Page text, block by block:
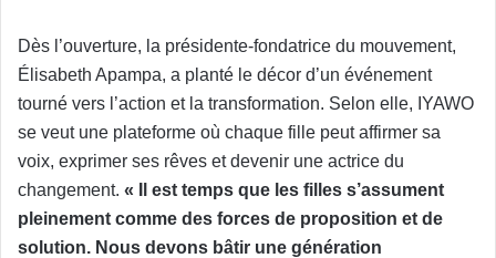
Dès l’ouverture, la présidente-fondatrice du mouvement,
Élisabeth Apampa, a planté le décor d’un événement
tourné vers l’action et la transformation. Selon elle, IYAWO
se veut une plateforme où chaque fille peut affirmer sa
voix, exprimer ses rêves et devenir une actrice du
changement. « Il est temps que les filles s’assument
pleinement comme des forces de proposition et de
solution. Nous devons bâtir une génération